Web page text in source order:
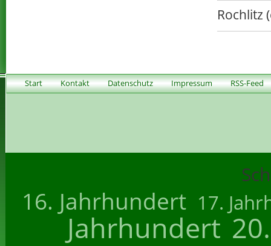
Rochlitz
Start Kontakt Datenschutz Impressum RSS-Feed
16. Jahrhundert 17.
Jahrhundert